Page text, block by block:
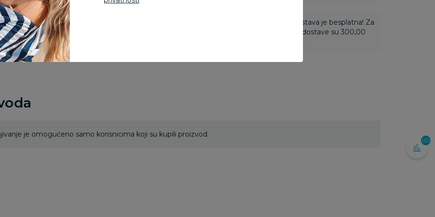
Za porudžbine vrednosti 3.500,00 rsd i više dostava je besplatna! Za
porudžbine vrednosti do 3.499,99 rsd troškovi dostave su 300,00
(0)
je omogućeno samo korisnicima koji su kupili proizvod.